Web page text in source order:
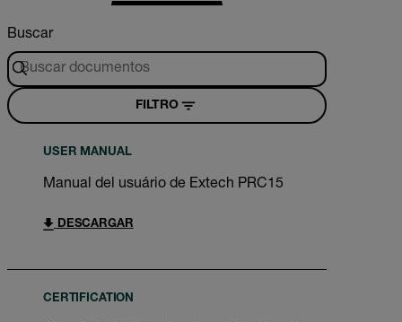
Buscar
FILTRO
USER MANUAL
Manual del usuário de Extech PRC15
DESCARGAR
CERTIFICATION